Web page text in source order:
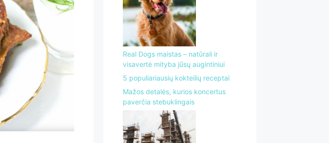
Real Dogs maistas – natūrali ir
visavertė mityba jūsų augintiniui
5 populiariausių kokteilių receptai
Mažos detalės, kurios koncertus
paverčia stebuklingais